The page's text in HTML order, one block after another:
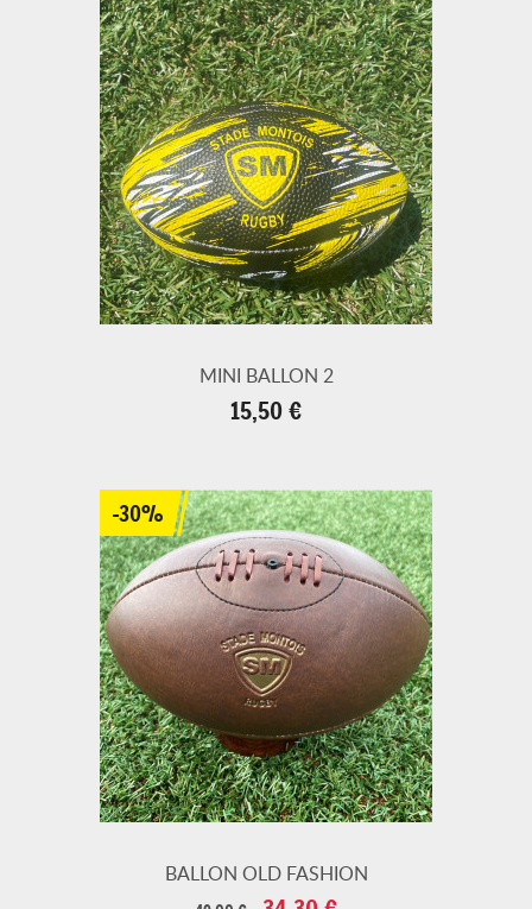
MINI BALLON 2
Prix
15,50 €
BALLON OLD FASHION
Prix
-30%
Prix